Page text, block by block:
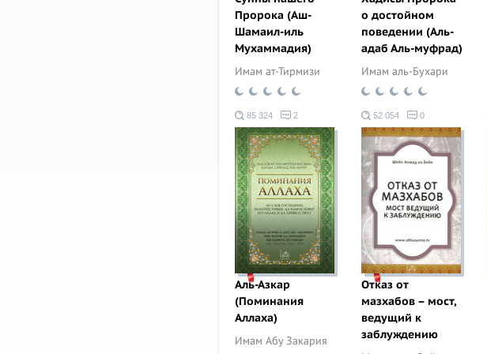
Пророка (Аш-
Шамаил-иль
Мухаммадия)
Имам ат-Тирмизи
85 324 2
о достойном
поведении (Аль-
адаб Аль-муфрад)
Имам аль-Бухари
52 054 0
Аль-Азкар
(Поминания
Аллаха)
Имам Абу Закария
Отказ от
мазхабов – мост,
ведущий к
заблуждению